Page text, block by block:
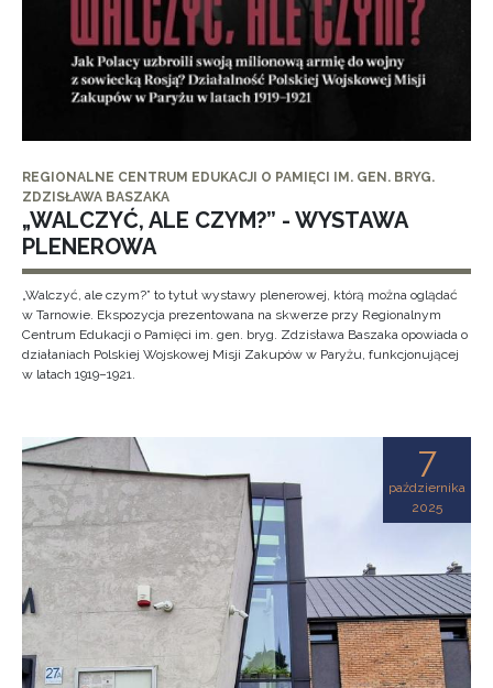
REGIONALNE CENTRUM EDUKACJI O PAMIĘCI IM. GEN. BRYG.
ZDZISŁAWA BASZAKA
„WALCZYĆ, ALE CZYM?” - WYSTAWA
PLENEROWA
„Walczyć, ale czym?” to tytuł wystawy plenerowej, którą można oglądać
w Tarnowie. Ekspozycja prezentowana na skwerze przy Regionalnym
Centrum Edukacji o Pamięci im. gen. bryg. Zdzisława Baszaka opowiada o
działaniach Polskiej Wojskowej Misji Zakupów w Paryżu, funkcjonującej
w latach 1919–1921.
7
października
2025